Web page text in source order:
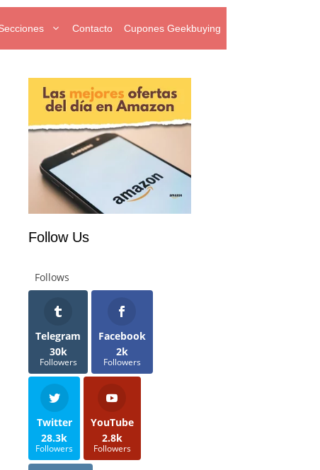
Contacto Cupones Geekbuying
Follow Us
Follows
Telegram
30k
Followers
Facebook
2k
Followers
Twitter
28.3k
Followers
YouTube
2.8k
Followers